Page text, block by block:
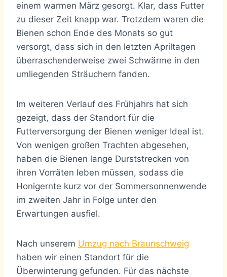
einem warmen März gesorgt. Klar, dass Futter
zu dieser Zeit knapp war. Trotzdem waren die
Bienen schon Ende des Monats so gut
versorgt, dass sich in den letzten Apriltagen
überraschenderweise zwei Schwärme in den
umliegenden Sträuchern fanden.
Im weiteren Verlauf des Frühjahrs hat sich
gezeigt, dass der Standort für die
Futterversorgung der Bienen weniger Ideal ist.
Von wenigen großen Trachten abgesehen,
haben die Bienen lange Durststrecken von
ihren Vorräten leben müssen, sodass die
Honigernte kurz vor der Sommersonnenwende
im zweiten Jahr in Folge unter den
Erwartungen ausfiel.
Nach unserem Umzug nach Braunschweig
haben wir einen Standort für die
Überwinterung gefunden. Für das nächste